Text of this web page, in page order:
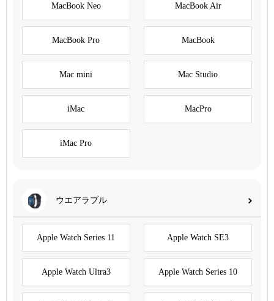
MacBook Neo MacBook Air
MacBook Pro MacBook
Mac mini Mac Studio
iMac MacPro
iMac Pro
ウエアラブル
Apple Watch Series 11 Apple Watch SE3
Apple Watch Ultra3 Apple Watch Series 10